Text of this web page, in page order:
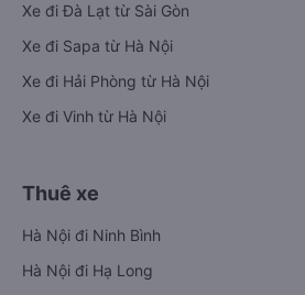
Xe đi Đà Lạt từ Sài Gòn
Xe đi Sapa từ Hà Nội
Xe đi Hải Phòng từ Hà Nội
Xe đi Vinh từ Hà Nội
Thuê xe
Hà Nội đi Ninh Bình
Hà Nội đi Hạ Long